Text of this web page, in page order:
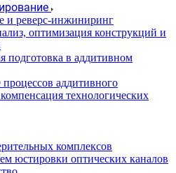
и реверс-инжиниринг
оптимизация конструкций и
подготовка в аддитивном
аддитивного
технологических
комплексов
юстировки оптических каналов